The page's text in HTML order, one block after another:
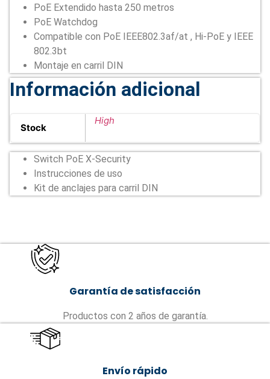
PoE Extendido hasta 250 metros
PoE Watchdog
Compatible con PoE IEEE802.3af/at , Hi-PoE y IEEE
802.3bt
Montaje en carril DIN
Información adicional
Stock
High
Switch PoE X-Security
Instrucciones de uso
Kit de anclajes para carril DIN
Garantía de satisfacción
Productos con 2 años de garantía.
Envío rápido